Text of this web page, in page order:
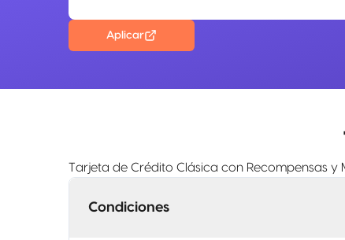
Aplicar
Tarjeta de Crédito Clásica con Recompensas y
Condiciones